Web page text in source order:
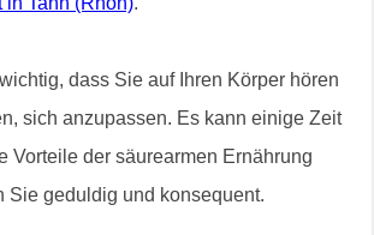
dass Sie auf Ihren Körper hören
sich anzupassen. Es kann einige Zeit
Vorteile der säurearmen Ernährung
Sie geduldig und konsequent.